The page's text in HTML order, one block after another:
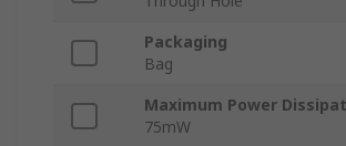
Packaging
Bag
Maximum Power
75mW